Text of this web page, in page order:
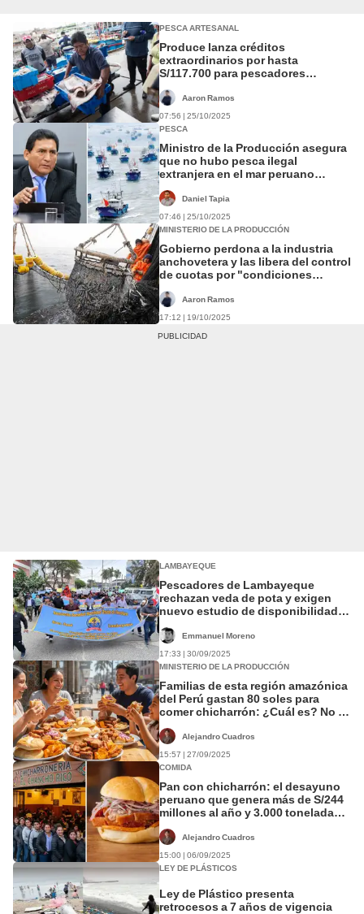
PESCA ARTESANAL
Produce lanza créditos
extraordinarios por hasta
S/117.700 para pescadores
1% y 2% de interés anual
Aaron Ramos
07:56 | 25/10/2025
PESCA
Ministro de la Producción asegura
que no hubo pesca ilegal
extranjera en el mar peruano
Daniel Tapia
07:46 | 25/10/2025
MINISTERIO DE LA PRODUCCIÓN
Gobierno perdona a la industria
anchovetera y las libera del control
de cuotas por "condiciones
Aaron Ramos
17:12 | 19/10/2025
LAMBAYEQUE
Pescadores de Lambayeque
rechazan veda de pota y exigen
nuevo estudio de disponibilidad
Emmanuel Moreno
17:33 | 30/09/2025
MINISTERIO DE LA PRODUCCIÓN
Familias de esta región amazónica
del Perú gastan 80 soles para
comer chicharrón: ¿Cuál es? No es
Alejandro Cuadros
15:57 | 27/09/2025
COMIDA
Pan con chicharrón: el desayuno
peruano que genera más de S/244
millones al año y 3.000 toneladas
Alejandro Cuadros
15:00 | 06/09/2025
LEY DE PLÁSTICOS
Ley de Plástico presenta
retrocesos a 7 años de vigencia